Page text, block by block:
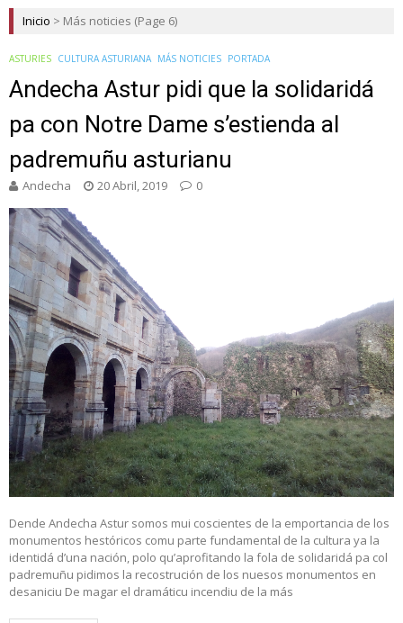
Inicio > Más noticies (Page 6)
ASTURIES CULTURA ASTURIANA MÁS NOTICIES PORTADA
Andecha Astur pidi que la solidaridá
pa con Notre Dame s’estienda al
padremuñu asturianu
Andecha 20 Abril, 2019 0
Dende Andecha Astur somos mui coscientes de la emportancia de los
monumentos hestóricos comu parte fundamental de la cultura ya la
identidá d’una nación, polo qu’aprofitando la fola de solidaridá pa col
padremuñu pidimos la recostrución de los nuesos monumentos en
desaniciu De magar el dramáticu incendiu de la más